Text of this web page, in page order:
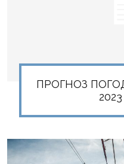
ПРОГНОЗ